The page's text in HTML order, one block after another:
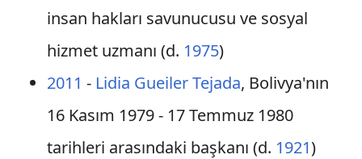
insan hakları savunucusu ve sosyal
hizmet uzmanı (d. 1975)
2011 - Lidia Gueiler Tejada, Bolivya'nın
16 Kasım 1979 - 17 Temmuz 1980
tarihleri arasındaki başkanı (d. 1921)